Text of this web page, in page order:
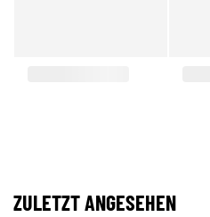
ZULETZT ANGESEHEN